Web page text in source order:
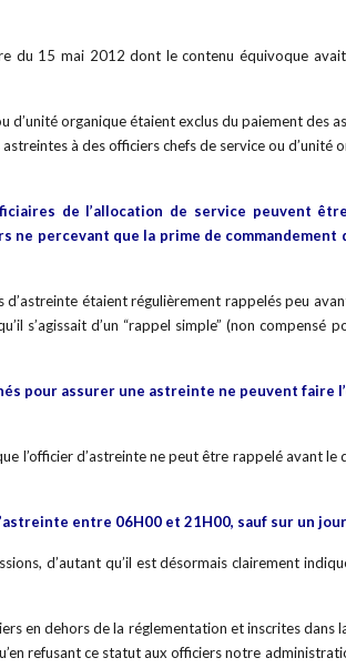
du 15 mai 2012 dont le contenu équivoque
organique étaient exclus du paiement des
à des officiers chefs de service ou d’unité
de l’allocation de service peuvent
ne percevant que la prime de
étaient régulièrement rappelés peu
d’un “rappel simple” (non compensé
pour assurer une astreinte ne peuvent faire
l’officier d’astreinte ne peut être rappelé avant
entre 06H00 et 21H00, sauf sur un
d’autant qu’il est désormais clairement
en dehors de la réglementation et inscrites dans
refusant ce statut aux officiers notre